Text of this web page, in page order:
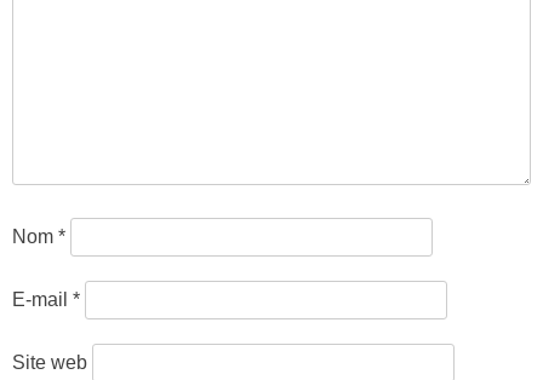
Nom *
E-mail *
Site web